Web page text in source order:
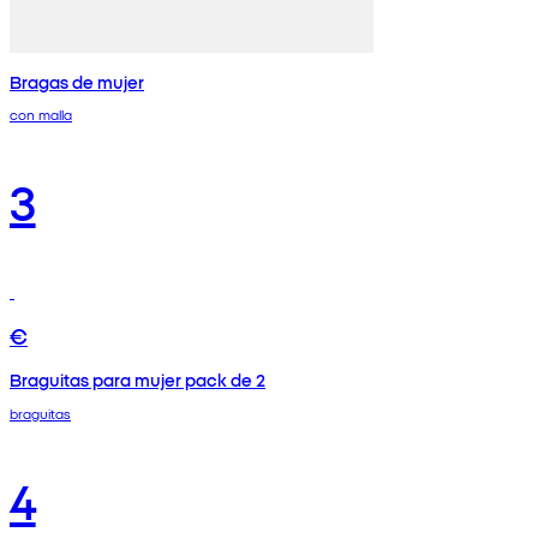
Bragas de mujer
con malla
3
€
Braguitas para mujer pack de 2
braguitas
4